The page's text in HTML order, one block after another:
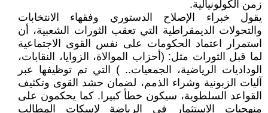
زمن الكولونيالية.
يقول خبراء الإصلاح الدستوري وفقهاء الانتخابات
والتحولات الديمقراطية التي تعقب الثورات الشعبية، أن
استمرار اعتماد الحكومات على نفس القوى الاجتماعية
لما قبل الثورات مثل: (أحزاب الموالاة، الزوايا، النقابات،
الوداديات الرياضية، الجمعيات.. ) التي تم توظيفها عبر
آليات الزبونية وشراء الذمم، لضمان حشد القوى وتكثيف
القواعد السلطوية، سيكون خطأ كبيرا. كما يحكمون على
منهجيات الاستثمار في الرياضة لإسكات المطالب